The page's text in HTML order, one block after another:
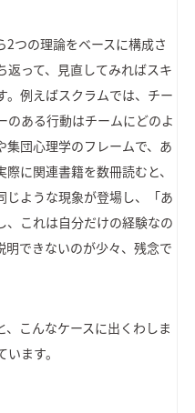
つの理論をベースに構成さ
返って、見直してみればスキ
。例えばスクラムでは、チー
のある行動はチームにどのよ
集団心理学のフレームで、あ
に関連書籍を数冊読むと、
じような現象が登場し、「あ
、これは自分だけの経験なの
明できないのが少々、残念で
こんなケースに出くわしま
ます。